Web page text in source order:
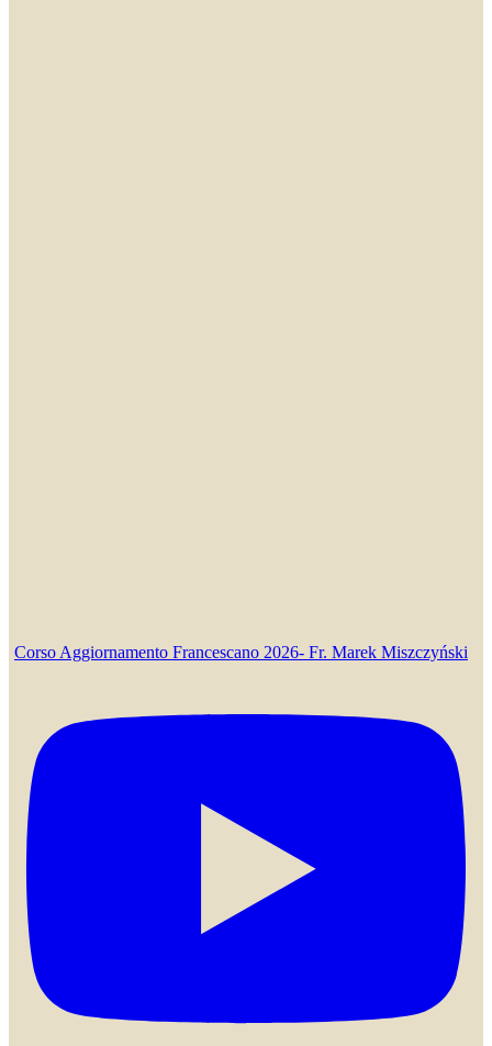
Corso Aggiornamento Francescano 2026- Fr. Marek Miszczyński